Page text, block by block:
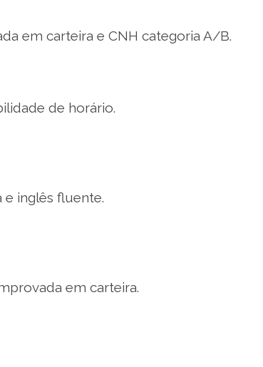
em carteira e CNH categoria A/B.
de horário.
e inglês fluente.
em carteira.